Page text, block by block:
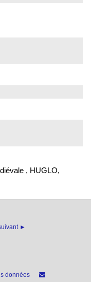
, HUGLO,
►
données